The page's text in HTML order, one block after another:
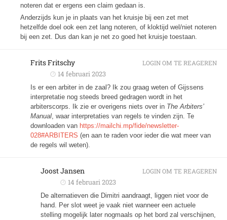
noteren dat er ergens een claim gedaan is.
Anderzijds kun je in plaats van het kruisje bij een zet met
hetzelfde doel ook een zet lang noteren, of kloktijd wel/niet noteren
bij een zet. Dus dan kan je net zo goed het kruisje toestaan.
Frits Fritschy
14 februari 2023
Is er een arbiter in de zaal? Ik zou graag weten of Gijssens
interpretatie nog steeds breed gedragen wordt in het
arbiterscorps. Ik zie er overigens niets over in The Arbiters’
Manual, waar interpretaties van regels te vinden zijn. Te
downloaden van https://mailchi.mp/fide/newsletter-
028#ARBITERS (en aan te raden voor ieder die wat meer van
de regels wil weten).
LOGIN OM TE REAGEREN
Joost Jansen
14 februari 2023
De alternatieven die Dimitri aandraagt, liggen niet voor de
hand. Per slot weet je vaak niet wanneer een actuele
stelling mogelijk later nogmaals op het bord zal verschijnen,
LOGIN OM TE REAGEREN